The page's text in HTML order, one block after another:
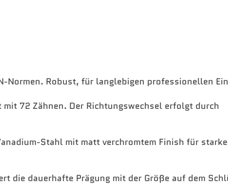
Normen. Robust, für langlebigen professionellen
72 Zähnen. Der Richtungswechsel erfolgt durch
Stahl mit matt verchromtem Finish für
die dauerhafte Prägung mit der Größe auf dem